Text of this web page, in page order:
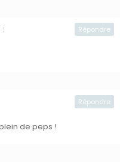
Répondre
de peps !
Répondre